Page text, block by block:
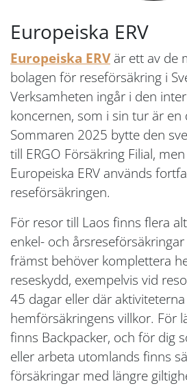
Europeiska ERV
Europeiska ERVär ett av de
bolagen för reseförsäkring i
Verksamheten ingår i den
koncernen, som i sin tur är en
Sommaren 2025 bytte den
till ERGO Försäkring Filial,
Europeiska ERV används
reseförsäkringen.
För resor till Laos finns flera
enkel- och
främst behöver komplettera
reseskydd, exempelvis vid
45 dagar eller där
hemförsäkringens villkor. För
finns Backpacker, och för dig
eller arbeta utomlands finns
försäkringar med längre